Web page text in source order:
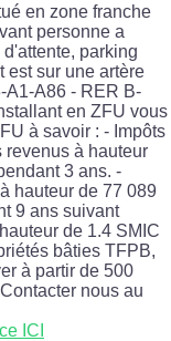
en zone franche
personne a
parking
est sur une artère
A1-A86 - RER B-
en ZFU vous
à savoir : - Impôts
revenus à hauteur
3 ans. -
hauteur de 77 089
9 ans suivant
de 1.4 SMIC
bâties TFPB,
à partir de 500
nous au
ICI